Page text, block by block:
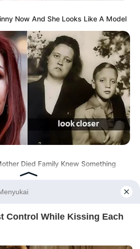
HUBUNGI KAMI IKLAN
Now And She Looks Like A Model
Died Family Knew Something